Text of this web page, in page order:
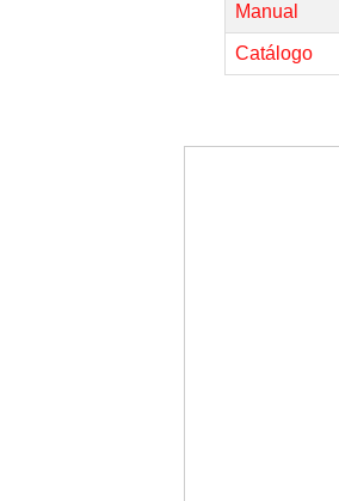
Manual
Catálogo